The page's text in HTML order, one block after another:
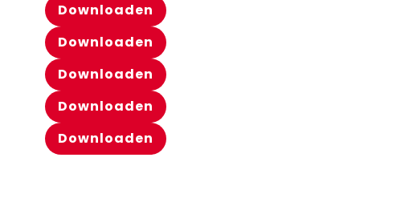
Downloaden
Downloaden
Downloaden
Downloaden
Downloaden